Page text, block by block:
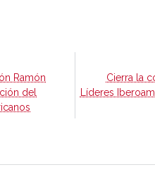
Ramón
del
Cierra la
Líderes